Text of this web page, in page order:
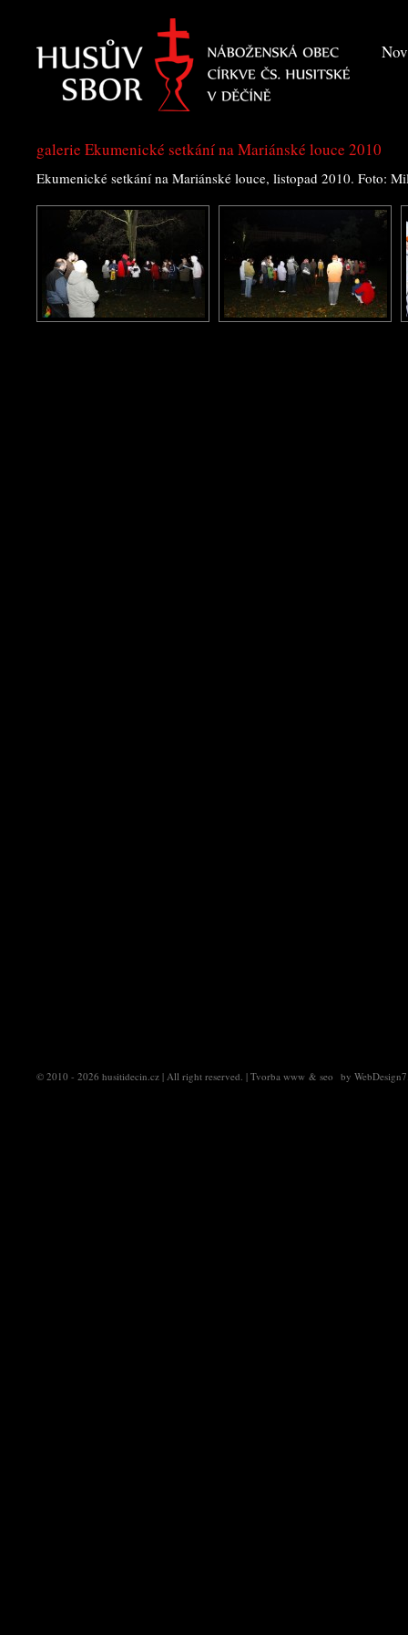
galerie Ekumenické setkání na Mariánské louce 2010
Ekumenické setkání na Mariánské louce, listopad 2010. Foto:
© 2010 - 2026 husitidecin.cz | All right reserved. | Tvorba www & seo by